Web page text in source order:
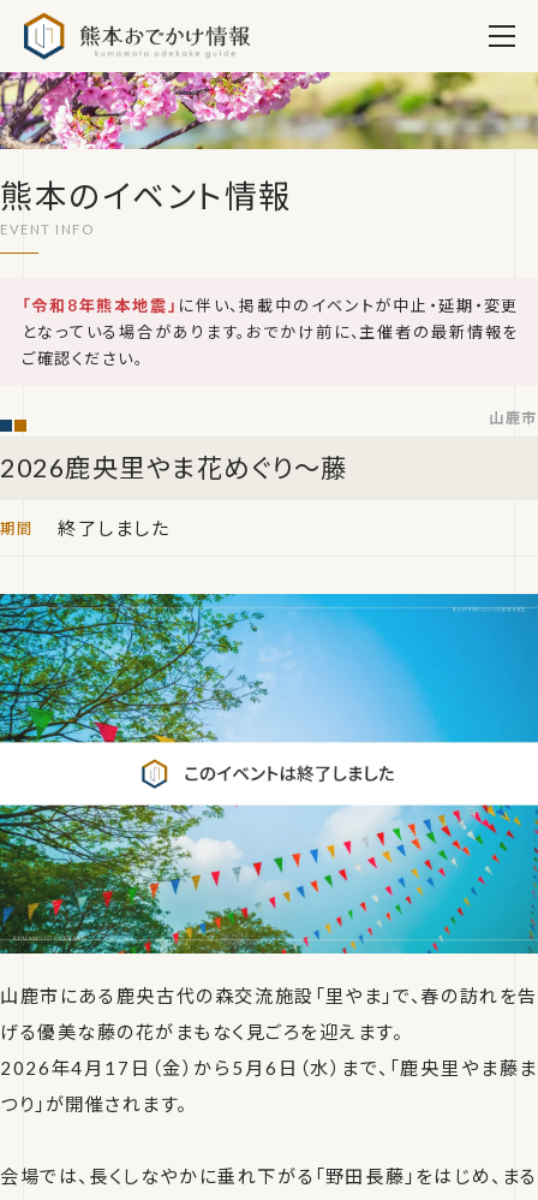
熊本のイベント情報
「令和8年熊本地震」 に伴い、掲載中のイベントが中止・延期・変更
となっている場合があります。おでかけ前に、主催者の最新情報を
ご確認ください。
2026鹿央里やま花めぐり～藤
山鹿市
終了しました
山鹿市にある鹿央古代の森交流施設「里やま」で、春の訪れを告
げる優美な藤の花がまもなく見ごろを迎えます。
2026年4月17日（金）から5月6日（水）まで、「鹿央里やま藤ま
つり」が開催されます。
会場では、長くしなやかに垂れ下がる「野田長藤」をはじめ、まる